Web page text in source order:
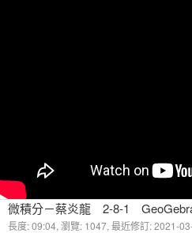
微積分－蔡炎龍 2-8-1
長度: 09:04, 瀏覽: 1047, 最近修訂: 2021-